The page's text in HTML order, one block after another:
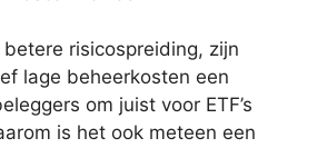
betere risicospreiding, zijn
lage beheerkosten een
om juist voor ETF’s
is het ook meteen een